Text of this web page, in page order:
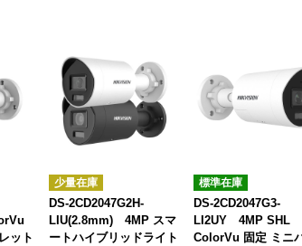
ット
少量在庫
DS-2CD2047G2H-
LIU(2.8mm) 4MP スマ
ートハイブリッドライト
標準在庫
DS-2CD2047G3-
LI2UY 4MP SHL
ColorVu 固定 ミニ